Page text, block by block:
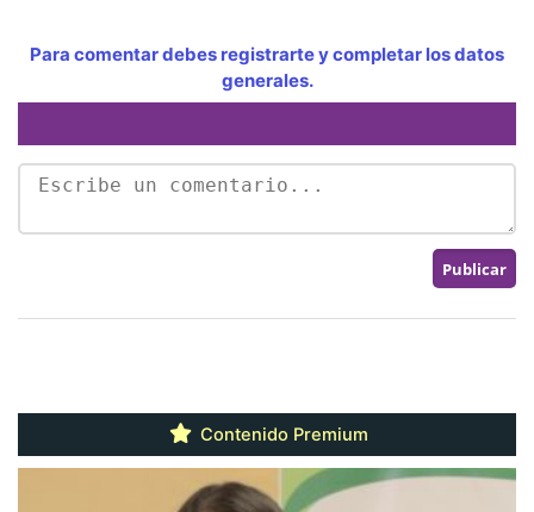
Para comentar debes registrarte y completar los datos
generales.
Contenido Premium